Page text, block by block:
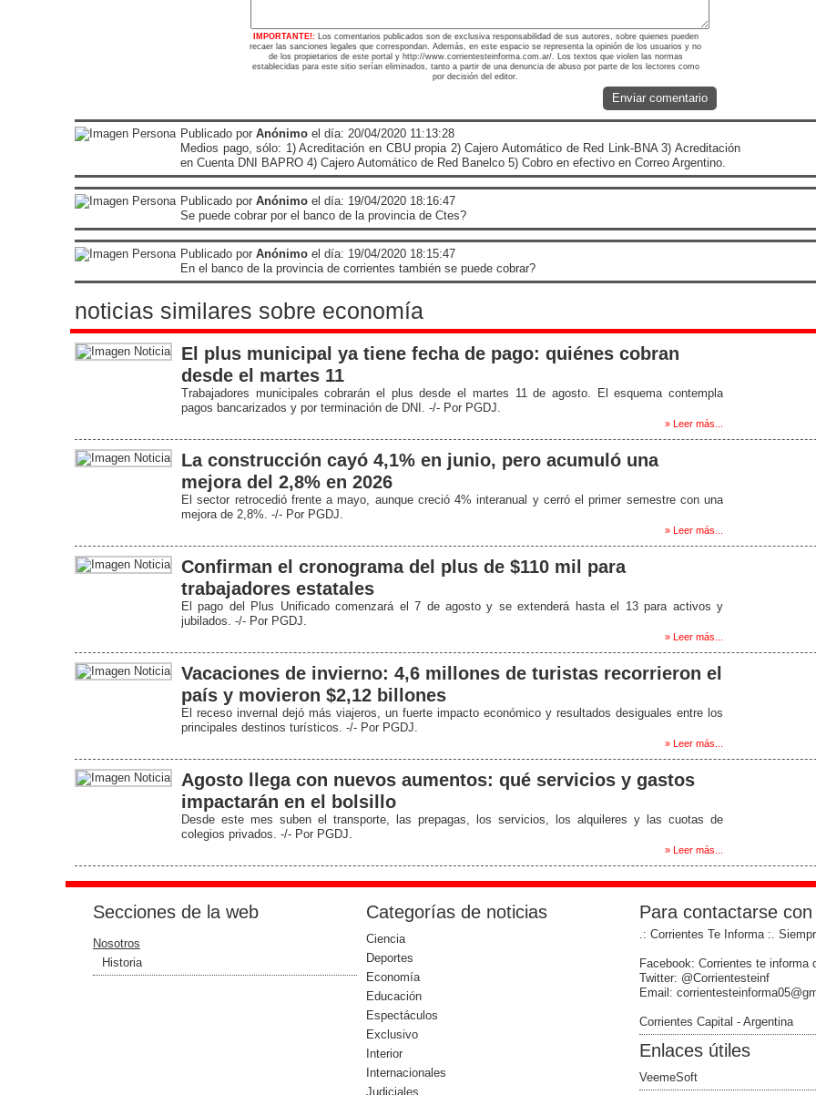
IMPORTANTE!: Los comentarios publicados son de exclusiva responsabilidad de sus autores, sobre quienes pueden
recaer las sanciones legales que correspondan. Además, en este espacio se representa la opinión de los usuarios y no
de los propietarios de este portal y http://www.corrientesteinforma.com.ar/. Los textos que violen las normas
establecidas para este sitio serían eliminados, tanto a partir de una denuncia de abuso por parte de los lectores como
por decisión del editor.
Enviar comentario
Publicado por Anónimo el día: 20/04/2020 11:13:28
Medios pago, sólo: 1) Acreditación en CBU propia 2) Cajero Automático de Red Link-BNA 3) Acreditación
en Cuenta DNI BAPRO 4) Cajero Automático de Red Banelco 5) Cobro en efectivo en Correo Argentino.
Publicado por Anónimo el día: 19/04/2020 18:16:47
Se puede cobrar por el banco de la provincia de Ctes?
Publicado por Anónimo el día: 19/04/2020 18:15:47
En el banco de la provincia de corrientes también se puede cobrar?
noticias similares sobre economía
El plus municipal ya tiene fecha de pago: quiénes cobran
desde el martes 11
Trabajadores municipales cobrarán el plus desde el martes 11 de agosto. El esquema contempla
pagos bancarizados y por terminación de DNI. -/- Por PGDJ.
» Leer más...
La construcción cayó 4,1% en junio, pero acumuló una
mejora del 2,8% en 2026
El sector retrocedió frente a mayo, aunque creció 4% interanual y cerró el primer semestre con una
mejora de 2,8%. -/- Por PGDJ.
» Leer más...
Confirman el cronograma del plus de $110 mil para
trabajadores estatales
El pago del Plus Unificado comenzará el 7 de agosto y se extenderá hasta el 13 para activos y
jubilados. -/- Por PGDJ.
» Leer más...
Vacaciones de invierno: 4,6 millones de turistas recorrieron el
país y movieron $2,12 billones
El receso invernal dejó más viajeros, un fuerte impacto económico y resultados desiguales entre los
principales destinos turísticos. -/- Por PGDJ.
» Leer más...
Agosto llega con nuevos aumentos: qué servicios y gastos
impactarán en el bolsillo
Desde este mes suben el transporte, las prepagas, los servicios, los alquileres y las cuotas de
colegios privados. -/- Por PGDJ.
» Leer más...
Secciones de la web
Nosotros
Historia
Categorías de noticias
Ciencia
Deportes
Economía
Educación
Espectáculos
Exclusivo
Interior
Internacionales
Judiciales
Para contactarse
.: Corrientes Te Informa :.
Facebook: Corrientes te informa
Twitter: @Corrientesteinf
Email:
Corrientes Capital - Argentina
Enlaces útiles
VeemeSoft